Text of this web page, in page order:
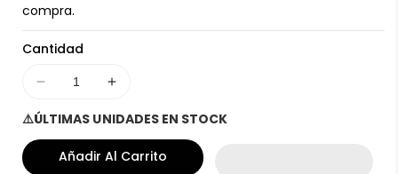
compra.
Cantidad
Disminuir
cantidad
para
Controladora
para
Aumentar
para
Controladora
para
⚠️ÚLTIMAS UNIDADES EN STOCK
Añadir Al Carrito